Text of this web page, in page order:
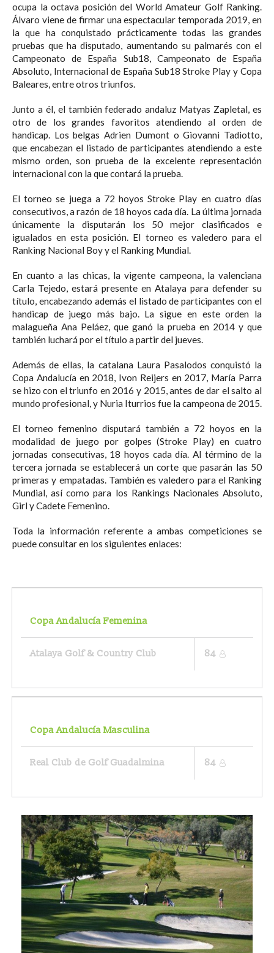
ocupa la octava posición del World Amateur Golf Ranking.
Álvaro viene de firmar una espectacular temporada 2019, en
la que ha conquistado prácticamente todas las grandes
pruebas que ha disputado, aumentando su palmarés con el
Campeonato de España Sub18, Campeonato de España
Absoluto, Internacional de España Sub18 Stroke Play y Copa
Baleares, entre otros triunfos.
Junto a él, el también federado andaluz Matyas Zapletal, es
otro de los grandes favoritos atendiendo al orden de
handicap. Los belgas Adrien Dumont o Giovanni Tadiotto,
que encabezan el listado de participantes atendiendo a este
mismo orden, son prueba de la excelente representación
internacional con la que contará la prueba.
El torneo se juega a 72 hoyos Stroke Play en cuatro días
consecutivos, a razón de 18 hoyos cada día. La última jornada
únicamente la disputarán los 50 mejor clasificados e
igualados en esta posición. El torneo es valedero para el
Ranking Nacional Boy y el Ranking Mundial.
En cuanto a las chicas, la vigente campeona, la valenciana
Carla Tejedo, estará presente en Atalaya para defender su
título, encabezando además el listado de participantes con el
handicap de juego más bajo. La sigue en este orden la
malagueña Ana Peláez, que ganó la prueba en 2014 y que
también luchará por el título a partir del jueves.
Además de ellas, la catalana Laura Pasalodos conquistó la
Copa Andalucía en 2018, Ivon Reijers en 2017, María Parra
se hizo con el triunfo en 2016 y 2015, antes de dar el salto al
mundo profesional, y Nuria Iturrios fue la campeona de 2015.
El torneo femenino disputará también a 72 hoyos en la
modalidad de juego por golpes (Stroke Play) en cuatro
jornadas consecutivas, 18 hoyos cada día. Al término de la
tercera jornada se establecerá un corte que pasarán las 50
primeras y empatadas. También es valedero para el Ranking
Mundial, así como para los Rankings Nacionales Absoluto,
Girl y Cadete Femenino.
Toda la información referente a ambas competiciones se
puede consultar en los siguientes enlaces:
Copa Andalucía Femenina
Atalaya Golf & Country Club 84
Copa Andalucía Masculina
Real Club de Golf Guadalmina 84